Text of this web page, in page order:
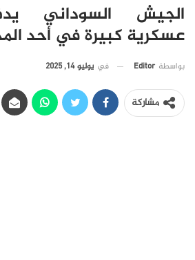
الجيش السوداني
عسكرية كبيرة في أحد
بواسطة Editor في يوليو 14, 2025
مشاركة